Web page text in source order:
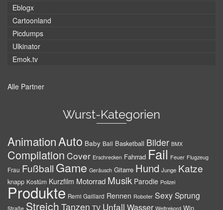
Eblogx
Cartoonland
Picdumps
Ulkinator
Emok.tv
Alle Partner
Wurst-Kategorien
AnimationAuto Baby Ball Basketball Bilder BMX
Compilation Cover Erschrecken Fahrrad Fail Feuer Flugzeug
Frau Fußball Game Geräusch Gitarre Hund Junge Katze
knapp Kostüm Kurzfilm Motorrad Musik Parodie Polizei
Produkte Remi Gaillard Rennen Roboter SexySprung
Straße Streich Tanzen TV Unfall Wasser Weltrekord Win